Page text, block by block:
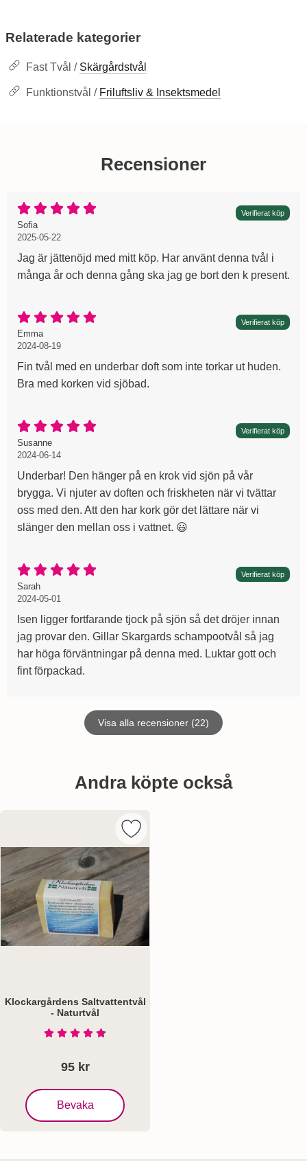
Relaterade kategorier
Fast Tvål / Skärgårdstvål
Funktionstvål / Friluftsliv & Insektsmedel
Recensioner
Betyg: 5 Stjärnor av 5 Verifierat köp
Recension av:
Sofia, 2025-05-22
, 2025-05-22
2025-05-22
Jag är jättenöjd med mitt köp. Har använt denna tvål i
många år och denna gång ska jag ge bort den k present.
Betyg: 5 Stjärnor av 5 Verifierat köp
Recension av:
Emma, 2024-08-19
, 2024-08-19
2024-08-19
Fin tvål med en underbar doft som inte torkar ut huden.
Bra med korken vid sjöbad.
Betyg: 5 Stjärnor av 5 Verifierat köp
Recension av:
Susanne, 2024-06-14
, 2024-06-14
2024-06-14
Underbar! Den hänger på en krok vid sjön på vår
brygga. Vi njuter av doften och friskheten när vi tvättar
oss med den. Att den har kork gör det lättare när vi
slänger den mellan oss i vattnet. 😃
Betyg: 5 Stjärnor av 5 Verifierat köp
Recension av:
Sarah, 2024-05-01
, 2024-05-01
2024-05-01
Isen ligger fortfarande tjock på sjön så det dröjer innan
jag provar den. Gillar Skargards schampootvål så jag
har höga förväntningar på denna med. Luktar gott och
fint förpackad.
Visa alla recensioner (22)
Andra köpte också
Klockargårdens Saltvattentvål
- Naturtvål
Art. nr 1217 Betyg: 4.8 Stjärnor av 5
95 kr
Bevaka
, Klockargårdens Saltvattentvål - Naturtvål
Markera klockargårdens